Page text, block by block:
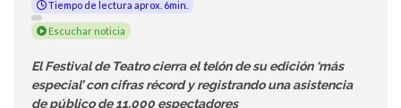
Tiempo de lectura aprox. 6min.
Escuchar noticia
El Festival de Teatro cierra el telón de su edición ‘más
especial’ con cifras récord y registrando una asistencia
de público de 11.000 espectadores